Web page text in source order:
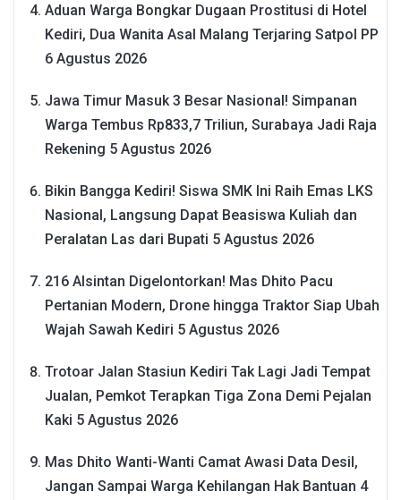
Aduan Warga Bongkar Dugaan Prostitusi di Hotel
Kediri, Dua Wanita Asal Malang Terjaring Satpol PP
6 Agustus 2026
Jawa Timur Masuk 3 Besar Nasional! Simpanan
Warga Tembus Rp833,7 Triliun, Surabaya Jadi Raja
Rekening 5 Agustus 2026
Bikin Bangga Kediri! Siswa SMK Ini Raih Emas LKS
Nasional, Langsung Dapat Beasiswa Kuliah dan
Peralatan Las dari Bupati 5 Agustus 2026
216 Alsintan Digelontorkan! Mas Dhito Pacu
Pertanian Modern, Drone hingga Traktor Siap Ubah
Wajah Sawah Kediri 5 Agustus 2026
Trotoar Jalan Stasiun Kediri Tak Lagi Jadi Tempat
Jualan, Pemkot Terapkan Tiga Zona Demi Pejalan
Kaki 5 Agustus 2026
Mas Dhito Wanti-Wanti Camat Awasi Data Desil,
Jangan Sampai Warga Kehilangan Hak Bantuan 4